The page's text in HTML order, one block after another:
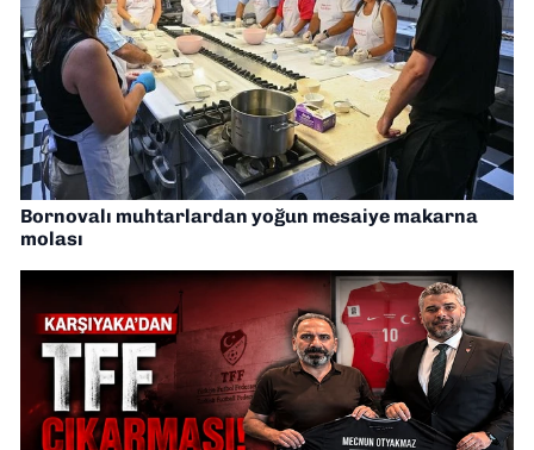
Bornovalı muhtarlardan yoğun mesaiye makarna
molası